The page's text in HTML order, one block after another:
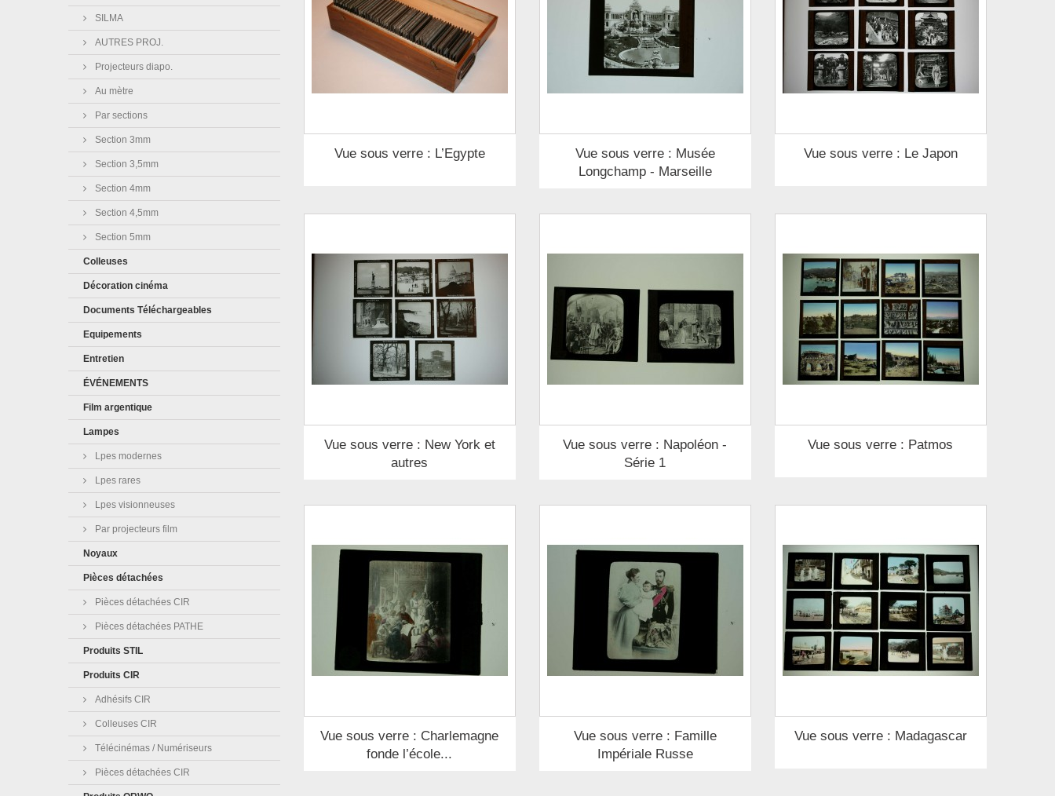
SILMA
AUTRES PROJ.
Projecteurs diapo.
Au mètre
Par sections
Section 3mm
Section 3,5mm
Section 4mm
Section 4,5mm
Section 5mm
Colleuses
Décoration cinéma
Documents Téléchargeables
Equipements
Entretien
ÉVÉNEMENTS
Film argentique
Lampes
Lpes modernes
Lpes rares
Lpes visionneuses
Par projecteurs film
Noyaux
Pièces détachées
Pièces détachées CIR
Pièces détachées PATHE
Produits STIL
Produits CIR
Adhésifs CIR
Colleuses CIR
Télécinémas / Numériseurs
Pièces détachées CIR
Vue sous verre : L’Egypte
Vue sous verre : Musée
Longchamp - Marseille
Vue sous verre : Le Japon
Vue sous verre : New York et
autres
Vue sous verre : Napoléon -
Série 1
Vue sous verre : Patmos
Vue sous verre : Charlemagne
fonde l’école...
Vue sous verre : Famille
Impériale Russe
Vue sous verre : Madagascar